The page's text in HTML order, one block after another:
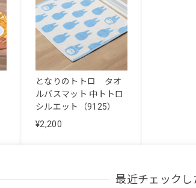
となりのトトロ タオ
ルバスマット 中トトロ
シルエット（9125）
¥2,200
最近チェックし